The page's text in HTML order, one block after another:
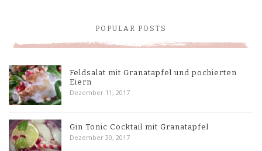
POPULAR POSTS
Feldsalat mit Granatapfel und pochierten
Eiern
Dezember 11, 2017
Gin Tonic Cocktail mit Granatapfel
Dezember 30, 2017